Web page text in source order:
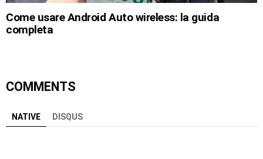
Come usare Android Auto wireless: la guida
completa
COMMENTS
NATIVE DISQUS